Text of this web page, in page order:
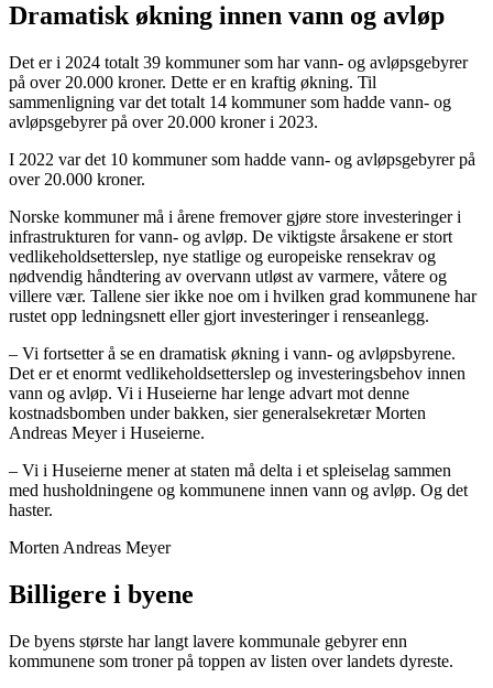
Dramatisk økning innen vann og avløp
Det er i 2024 totalt 39 kommuner som har vann- og avløpsgebyrer
på over 20.000 kroner. Dette er en kraftig økning. Til
sammenligning var det totalt 14 kommuner som hadde vann- og
avløpsgebyrer på over 20.000 kroner i 2023.
I 2022 var det 10 kommuner som hadde vann- og avløpsgebyrer på
over 20.000 kroner.
Norske kommuner må i årene fremover gjøre store investeringer i
infrastrukturen for vann- og avløp. De viktigste årsakene er stort
vedlikeholdsetterslep, nye statlige og europeiske rensekrav og
nødvendig håndtering av overvann utløst av varmere, våtere og
villere vær. Tallene sier ikke noe om i hvilken grad kommunene har
rustet opp ledningsnett eller gjort investeringer i renseanlegg.
– Vi fortsetter å se en dramatisk økning i vann- og avløpsbyrene.
Det er et enormt vedlikeholdsetterslep og investeringsbehov innen
vann og avløp. Vi i Huseierne har lenge advart mot denne
kostnadsbomben under bakken, sier generalsekretær Morten
Andreas Meyer i Huseierne.
– Vi i Huseierne mener at staten må delta i et spleiselag sammen
med husholdningene og kommunene innen vann og avløp. Og det
haster.
Morten Andreas Meyer
Billigere i byene
De byens største har langt lavere kommunale gebyrer enn
kommunene som troner på toppen av listen over landets dyreste.